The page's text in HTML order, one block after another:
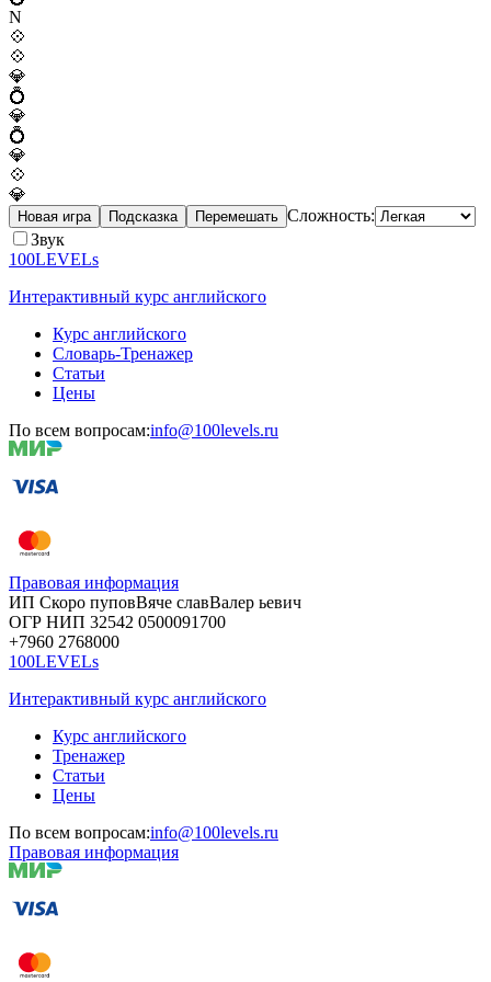
N
💠
💠
💎
💍
💎
💍
💎
💠
💎
Новая игра Подсказка Перемешать Сложность:
Звук
100LEVELs
Интерактивный курс английского
Курс английского
Словарь-Тренажер
Статьи
Цены
По всем вопросам:info@100levels.ru
Правовая информация
ИП Скоро пуповВяче славВалер ьевич
ОГР НИП 32542 0500091700
+7960 2768000
100LEVELs
Интерактивный курс английского
Курс английского
Тренажер
Статьи
Цены
По всем вопросам:info@100levels.ru
Правовая информация